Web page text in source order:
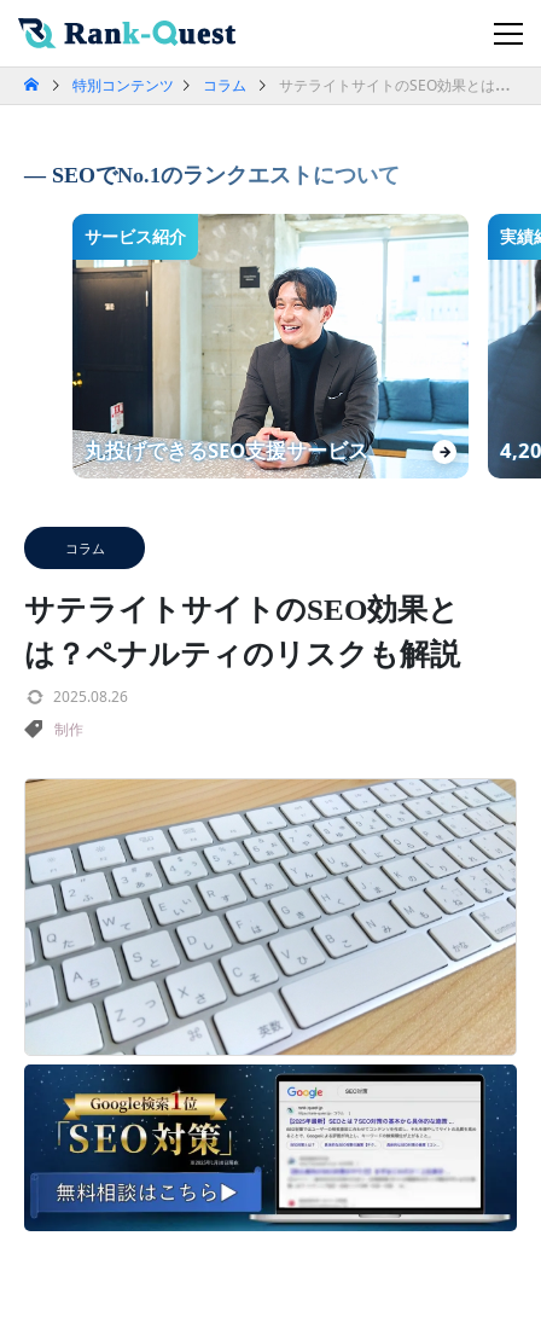
特別コンテンツ コラム サテライトサイトのSEO効果とは？ペナルティのリスクも解説
SEOでNo.1のランクエストについて
サービス紹介
丸投げできるSEO支援サービス →
実績
コラム
サテライトサイトのSEO効果と
は？ペナルティのリスクも解説
2025.08.26
制作